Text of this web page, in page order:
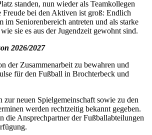
standen, nun wieder als Teamkollegen
Freude bei den Aktiven ist groß: Endlich
im Seniorenbereich antreten und als starke
sie es aus der Jugendzeit gewohnt sind.
2026/2027
der Zusammenarbeit zu bewahren und
für den Fußball in Brochterbeck und
zur neuen Spielgemeinschaft sowie zu den
werden rechtzeitig bekannt gegeben.
die Ansprechpartner der Fußballabteilungen